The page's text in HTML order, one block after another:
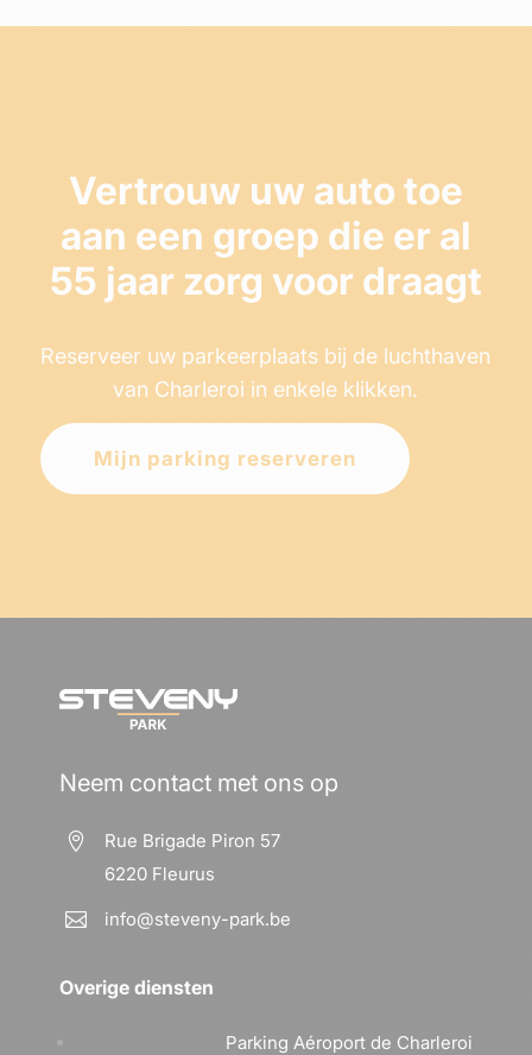
Vertrouw uw auto toe
aan een groep die er al
55 jaar zorg voor draagt
Reserveer uw parkeerplaats bij de luchthaven
van Charleroi in enkele klikken.
Mijn parking reserveren
Neem contact met ons op

Rue Brigade Piron 57
6220 Fleurus
 info@steveny-park.be
Overige diensten
Parking Aéroport de Charleroi